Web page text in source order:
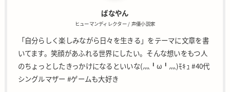
ばなやん
ヒューマンディレクター / 声優小説家
「自分らしく楽しみながら日々を生きる」をテーマに文章を書
いてます。笑顔があふれる世界にしたい。そんな想いをもつ人
のちょっとしたきっかけになるといいな(灬╹ω╹灬)ﾓｷｭ #40代
シングルマザー #ゲームも大好き